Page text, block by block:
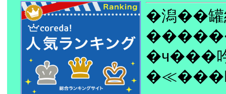
�潟��罐
�ч���
�≪���